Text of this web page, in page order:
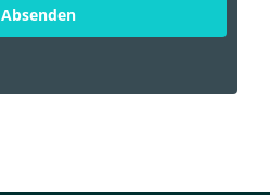
Absenden